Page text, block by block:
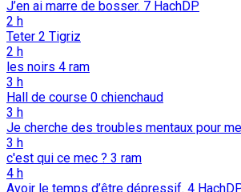
J’en ai marre de bosser. 7 HachDP
2 h
Teter 2 Tigriz
2 h
les noirs 4 ram
3 h
Hall de course 0 chienchaud
3 h
Je cherche des troubles mentaux pour
3 h
c'est qui ce mec ? 3 ram
4 h
Avoir le temps d’être dépressif. 4